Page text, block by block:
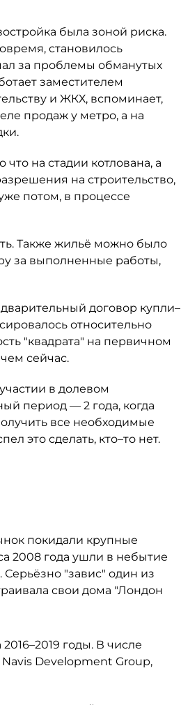
была зоной риска.
становилось
за проблемы обманутых
заместителем
и ЖКХ, вспоминает,
продаж у метро, а на
на стадии котлована, а
на строительство,
потом, в процессе
Также жильё можно было
за выполненные работы,
договор купли–
относительно
"квадрата" на первичном
сейчас.
в долевом
период — 2 года, когда
все необходимые
это сделать, кто–то нет.
покидали крупные
2008 года ушли в небытие
"завис" один из
свои дома "Лондон
годы. В числе
Development Group,